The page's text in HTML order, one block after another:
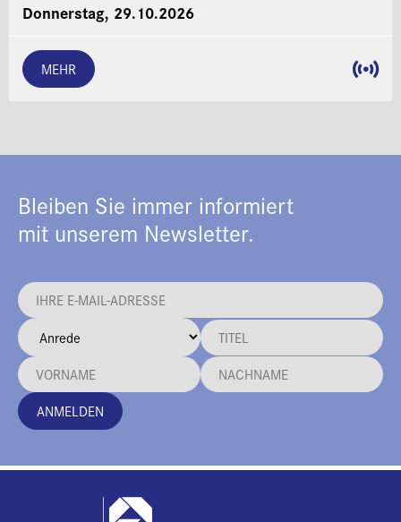
Donnerstag, 29.10.2026
MEHR
Bleiben Sie immer informiert
mit unserem Newsletter.
ANMELDEN